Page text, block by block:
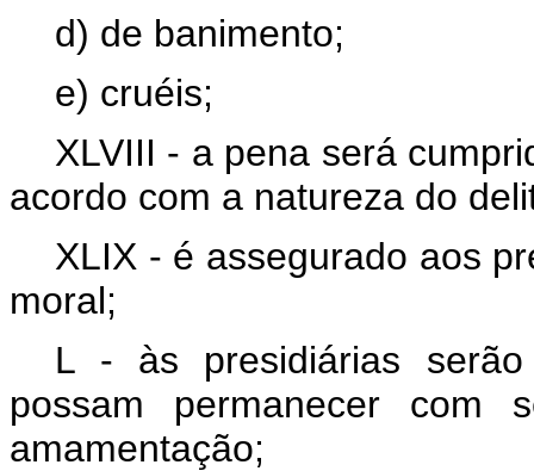
d) de banimento;
e) cruéis;
XLVIII - a pena será
acordo com a natureza do
XLIX - é assegurado aos
moral;
L - às presidiárias serão
possam permanecer com
amamentação;